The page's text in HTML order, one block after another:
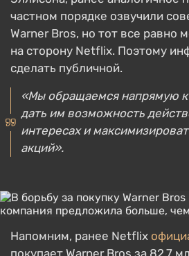
частном порядке озвучили
Warner Bros, но тот все равно
на сторону Netflix. Поэтому
сделать публичной.
«Мы обращаемся напрямую
дать им возможность
интересах и
акций».
Напомним, ранее Netflix
покупает Warner Bros за 82,7